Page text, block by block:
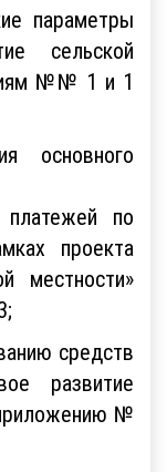
параметры
сельской
№№ 1 и 1
основного
по
проекта
местности»
средств
развитие
№